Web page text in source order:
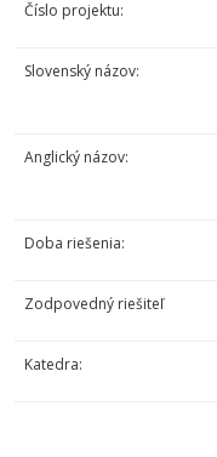
Číslo projektu:
Slovenský názov:
Anglický názov:
Doba riešenia:
Zodpovedný riešiteľ
Katedra: